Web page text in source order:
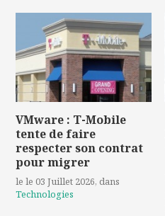
VMware : T-Mobile
tente de faire
respecter son contrat
pour migrer
le le 03 Juillet 2026, dans
Technologies